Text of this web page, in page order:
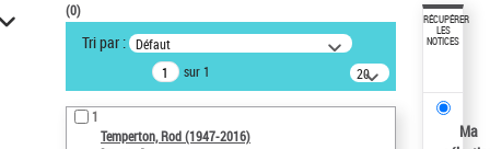
VOTRE RECHERCHE
Recherche avancée dans les
notices d’autorité
Œuvres liées à l'auteur :
Temperton, Rod (1947-2016)
(0)
Tri par : Défaut
sur 1
20
résultats/page
1
Temperton, Rod (1947-2016)
RÉCUPÉRER
LES
NOTICES
Ma